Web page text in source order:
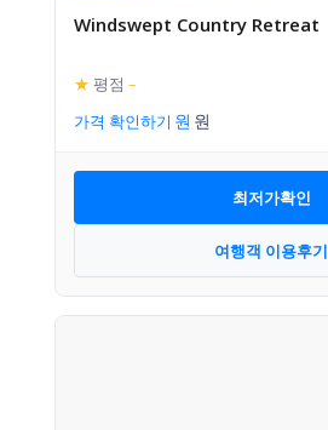
Windswept Country Retreat
★ 평점 –
가격 확인하기
최저가확인
여행객 이용후기